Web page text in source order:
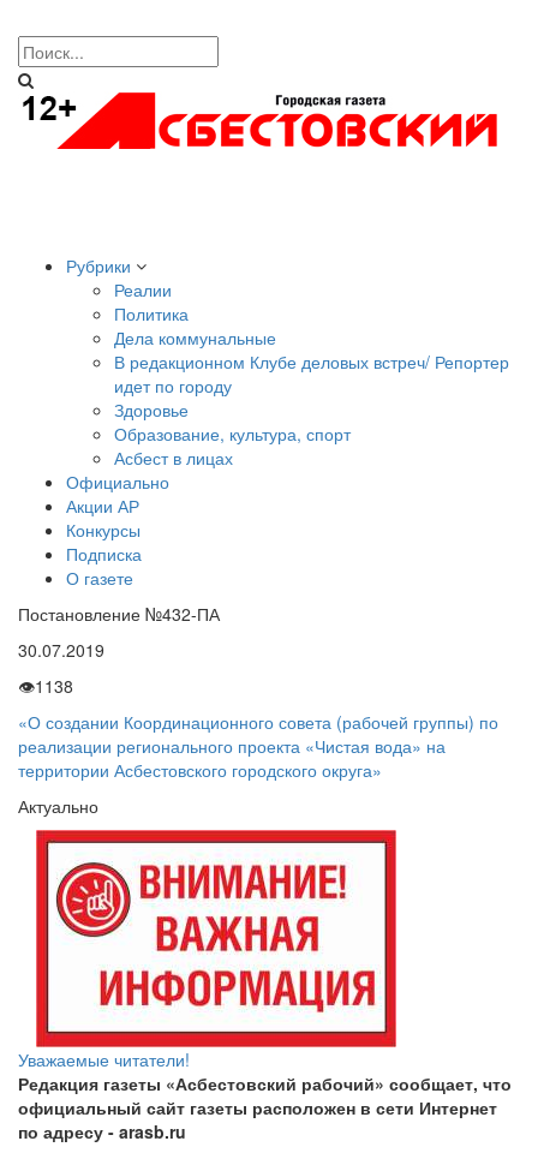
Рубрики
Реалии
Политика
Дела коммунальные
В редакционном Клубе деловых встреч/ Репортер
идет по городу
Здоровье
Образование, культура, спорт
Асбест в лицах
Официально
Акции АР
Конкурсы
Подписка
О газете
Постановление №432-ПА
30.07.2019
👁1138
«О создании Координационного совета (рабочей группы) по
реализации регионального проекта «Чистая вода» на
территории Асбестовского городского округа»
Актуально
Уважаемые читатели!
Редакция газеты «Асбестовский рабочий» сообщает, что
официальный сайт газеты расположен в сети Интернет
по адресу - arasb.ru